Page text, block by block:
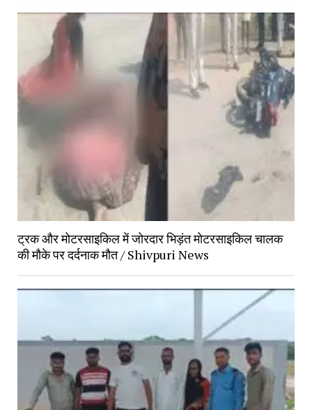
ट्रक और मोटरसाइकिल में जोरदार भिड़ंत मोटरसाइकिल चालक
की मौके पर दर्दनाक मौत / Shivpuri News